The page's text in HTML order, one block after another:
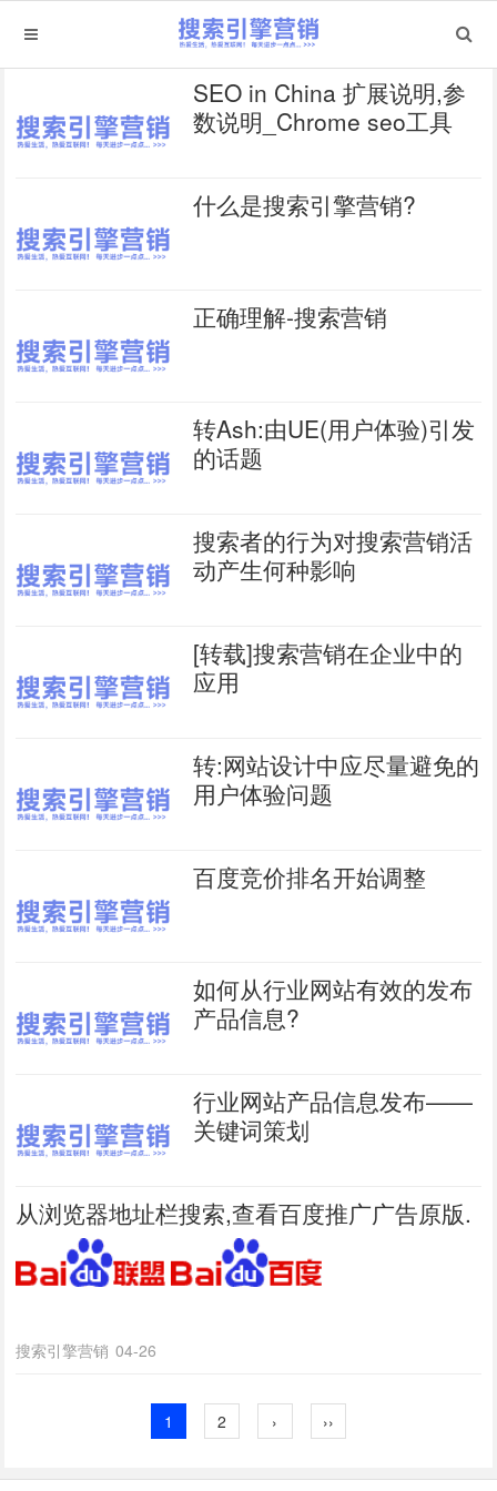
SEO in China 扩展说明,参
数说明_Chrome seo工具
什么是搜索引擎营销?
正确理解-搜索营销
转Ash:由UE(用户体验)引发
的话题
搜索者的行为对搜索营销活
动产生何种影响
[转载]搜索营销在企业中的
应用
转:网站设计中应尽量避免的
用户体验问题
百度竞价排名开始调整
如何从行业网站有效的发布
产品信息?
行业网站产品信息发布——
关键词策划
从浏览器地址栏搜索,查看百度推广广告原版.
搜索引擎营销 04-26
1 2 › ››